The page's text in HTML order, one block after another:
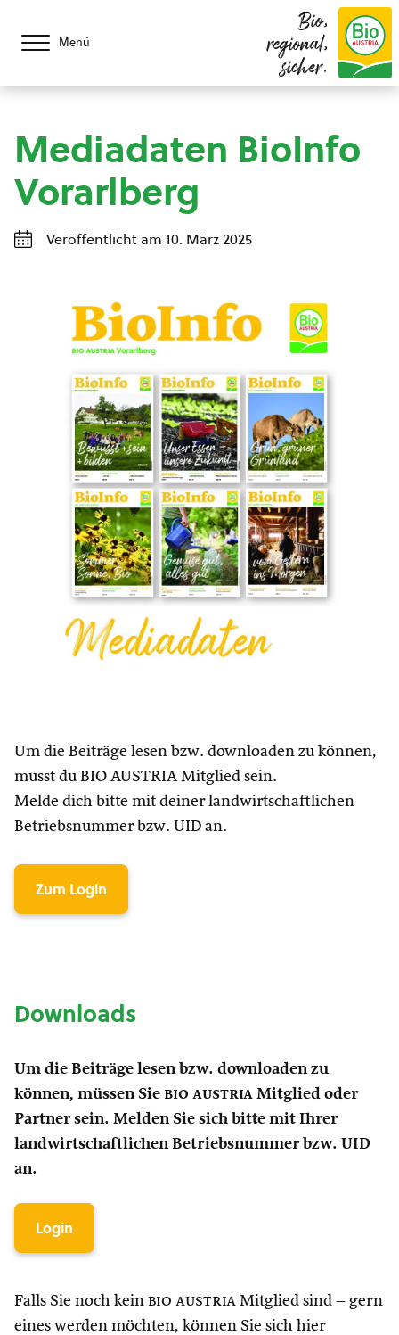
Menü
Bio,
regional,
sicher.
Mediadaten BioInfo
Vorarlberg
Veröffentlicht am 10. März 2025
Um die Beiträge lesen bzw. downloaden zu können,
musst du BIO AUSTRIA Mitglied sein.
Melde dich bitte mit deiner landwirtschaftlichen
Betriebsnummer bzw. UID an.
Zum Login
Downloads
Um die Beiträge lesen bzw. downloaden zu
können, müssen Sie bio austria Mitglied oder
Partner sein. Melden Sie sich bitte mit Ihrer
landwirtschaftlichen Betriebsnummer bzw. UID
an.
Login
Falls Sie noch kein bio austria Mitglied sind – gern
eines werden möchten, können Sie sich hier